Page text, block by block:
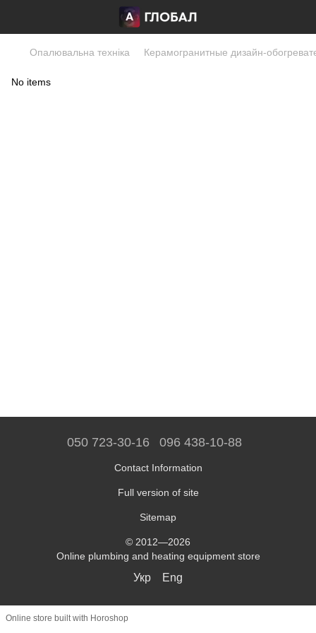
Опалювальна техніка Керамогранитные дизайн-
No items
050 723-30-16 096 438-10-88
Contact Information
Full version of site
Sitemap
© 2012—2026
Online plumbing and heating equipment store
Укр Eng
Online store built with Horoshop